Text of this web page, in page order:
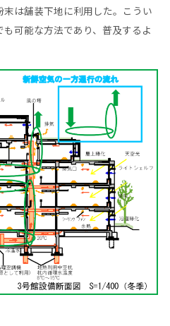
は舗装下地に利用した。こうい
可能な方法であり、普及するよ